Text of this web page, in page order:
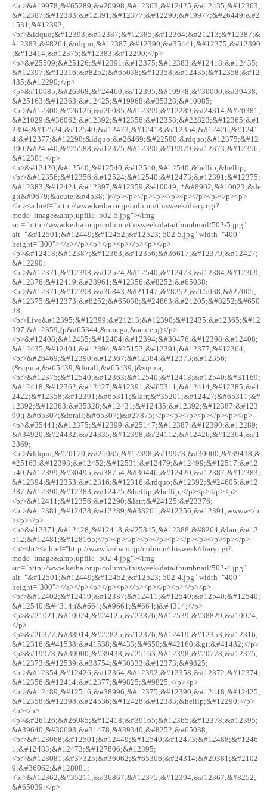
<br>&#19978;&#65289;&#20998;&#12363;&#12425;&#12435;&#12363;
&#12387;&#12383;&#12391;&#12377;&#12290;&#19977;&#26449;&#2
1531;&#12392;
<br>&ldquo;&#12393;&#12387;&#12385;&#12364;&#21213;&#12387;&
#12383;&#8264;&rdquo;&#12387;&#12390;&#35441;&#12375;&#12390
;&#12414;&#12375;&#12383;&#12290;</p>
<p>&#25509;&#25126;&#12391;&#12375;&#12383;&#12418;&#12435;
&#12397;&#12316;&#8252;&#65038;&#12358;&#12435;&#12358;&#12
435;&#12290;</p>
<p>&#10085;&#26368;&#24460;&#12395;&#19978;&#30000;&#39438;
&#25163;&#12363;&#12425;&#19968;&#35328;&#10085;
<br>&#12300;&#26126;&#26085;&#12399;&#12289;&#24314;&#20381;
&#21029;&#36062;&#12392;&#12356;&#12358;&#22823;&#12365;&#1
2394;&#12524;&#12540;&#12473;&#12418;&#12354;&#12426;&#1241
4;&#12377;&#12290;&ldquo;&#26469;&#22580;&rdquo;&#12375;&#12
390;&#24540;&#25588;&#12375;&#12390;&#19979;&#12373;&#12356;
&#12301;</p>
<p>&#12420;&#12540;&#12540;&#12540;&#12540;&hellip;&hellip;
<br>&#12356;&#12356;&#12524;&#12540;&#12473;&#12391;&#12375;
&#12383;&#12424;&#12397;&#12359;&#10049;.*&#8902;&#10023;&de
g;(&#9679;&acute;&#4538;`)</p><p></p><p></p><p></p><p></p><p>
<br><a href="http://www.keiba.or.jp/column/thisweek/diary.cgi?
mode=image&amp;upfile=502-5.jpg"><img
src="http://www.keiba.or.jp/column/thisweek/data/thumbnail/502-5.jpg"
alt="&#12501;&#12449;&#12452;&#12523; 502-5.jpg" width="400"
height="300"></a></p><p></p><p></p><p></p>
<p>&#12418;&#12387;&#12363;&#12356;&#36617;&#12379;&#12427;
&#12290;
<br>&#12371;&#12398;&#12524;&#12540;&#12473;&#12384;&#12369;
&#12376;&#12419;&#28961;&#12356;&#8252;&#65038;
<br>&#12371;&#12398;&#36843;&#21147;&#8252;&#65038;&#27005;
&#12375;&#12373;&#8252;&#65038;&#24863;&#21205;&#8252;&#650
38;
<br>Live&#12395;&#12399;&#21213;&#12390;&#12435;&#12365;&#12
397;&#12359;(p&#65344;&omega;&acute;q)</p>
<p>&#12408;&#12435;&#12404;&#12394;&#30476;&#12398;&#12408;
&#12435;&#12404;&#12394;&#25152;&#12391;&#12377;&#12364;
<br>&#26469;&#12390;&#12367;&#12384;&#12373;&#12356;
(&sigma;&#65439;&forall;&#65439;)&sigma;
<br>&#12375;&#12540;&#12363;&#12540;&#12418;&#12540;&#31169;
&#12418;&#12362;&#12427;&#12391;&#65311;&#12414;&#12385;&#1
2422;&#12358;&#12391;&#65311;&larr;&#35201;&#12427;&#65311;&#
12392;&#12363;&#35328;&#12431;&#12435;&#12392;&#12387;&#123
90;( &#65307;&forall;&#65307;)&#27875;</p><p></p><p></p><p></p>
<p>&#35441;&#12375;&#12399;&#25147;&#12387;&#12390;&#12289;
&#34920;&#24432;&#24335;&#12398;&#24112;&#12426;&#12364;&#1
2369;
<br>&ldquo;&#20170;&#26085;&#12398;&#19978;&#30000;&#39438;&
#25163;&#12398;&#12452;&#12531;&#12479;&#12499;&#12517;&#12
540;&#12399;&#30495;&#38754;&#30446;&#12420;&#12387;&#12383;
&#12394;&#12353;&#12316;&#12316;&rdquo;&#12392;&#24605;&#12
387;&#12390;&#12383;&#12425;&hellip;&hellip;</p><p></p><p>
<br>&#12411;&#12356;&#12290;&larr;&#24125;&#23376;
<br>&#12381;&#12428;&#12289;&#33261;&#12356;&#12391;wwww</p
><p></p>
<p>&#12371;&#12428;&#12418;&#25345;&#12388;&#8264;&larr;&#12
512;&#12481;&#128165;</p><p></p><p></p><p></p><p></p><p></p>
<p><br><a href="http://www.keiba.or.jp/column/thisweek/diary.cgi?
mode=image&amp;upfile=502-4.jpg"><img
src="http://www.keiba.or.jp/column/thisweek/data/thumbnail/502-4.jpg"
alt="&#12501;&#12449;&#12452;&#12523; 502-4.jpg" width="400"
height="300"></a></p><p></p><p></p><p></p><p></p><p>
<br>&#12402;&#12419;&#12387;&#12411;&#12540;&#12540;&#12540;
&#12540;&#4314;(&#664;&#9661;&#664;)&#4314;</p>
<p>&#21021;&#10024;&#24125;&#23376;&#12539;&#38829;&#10024;
</p>
<p>&#26377;&#38914;&#22825;&#12376;&#12419;&#12353;&#12316;
&#12316;&#41538;&#41538;&#433;&#650;&#42160;&gt;&#41482;</p>
<p>&#19978;&#30000;&#39438;&#25163;&#12398;&#20778;&#12375;
&#12373;&#12539;&#38754;&#30333;&#12373;&#9825;
<br>&#12354;&#12426;&#12364;&#12392;&#12358;&#12372;&#12374;
&#12356;&#12414;&#12377;&#9825;&#9825;</p><p>
<br>&#12489;&#12516;&#38996;&#12375;&#12390;&#12418;&#12425;
&#12358;&#12398;&#24536;&#12428;&#12383;&hellip;&#12290;</p>
<p></p>
<p>&#26126;&#26085;&#12418;&#39165;&#12365;&#12378;&#12395;
&#39640;&#30693;&#31478;&#39340;&#8252;&#65038;
<br>&#128068;&#12501;&#12449;&#12540;&#12473;&#12488;&#1246
1;&#12483;&#12473;&#127806;&#12395;
<br>&#128081;&#37325;&#36062;&#65306;&#24314;&#20381;&#2102
9;&#36062;&#128081;
<br>&#12362;&#35211;&#36867;&#12375;&#12394;&#12367;&#8252;
&#65039;</p>